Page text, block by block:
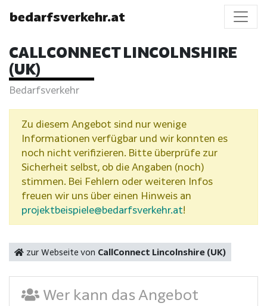
bedarfsverkehr.at
CALLCONNECT LINCOLNSHIRE
(UK)
Bedarfsverkehr
Zu diesem Angebot sind nur wenige
Informationen verfügbar und wir konnten es
noch nicht verifizieren. Bitte überprüfe zur
Sicherheit selbst, ob die Angaben (noch)
stimmen. Bei Fehlern oder weiteren Infos
freuen wir uns über einen Hinweis an
projektbeispiele@bedarfsverkehr.at!
zur Webseite von CallConnect Lincolnshire (UK)
Wer kann das Angebot